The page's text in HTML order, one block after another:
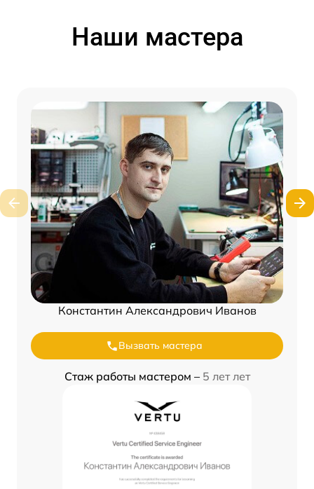
Наши мастера
Константин Александрович Иванов
Вызвать мастера
Стаж работы мастером – 5 лет лет